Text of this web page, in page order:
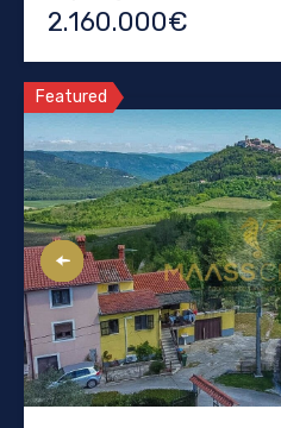
2.160.000€
Featured